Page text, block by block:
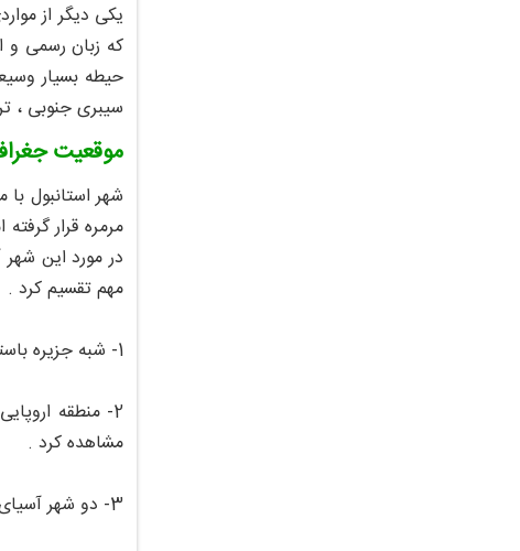
یکی دیگر از
که زبان رسمی و
حیطه بسیار
سیبری جنوبی ،
موقعیت
مرمره قرار
در مورد این
مهم تقسیم کرد .
1- شبه جزیره باستانی و کهن استانبول که بخش قدیمی این شهر و همچنین سواحل شمالی شاخ طلایی را در بر می گیرد .
2- منطقه
مشاهده کرد .
3- دو شهر آسیای اوسکودر ، کادیکوی که توانسته یک سوم جمعیت استانبول و همچنین مراکز خرید لوکس را در خود جای دهند .